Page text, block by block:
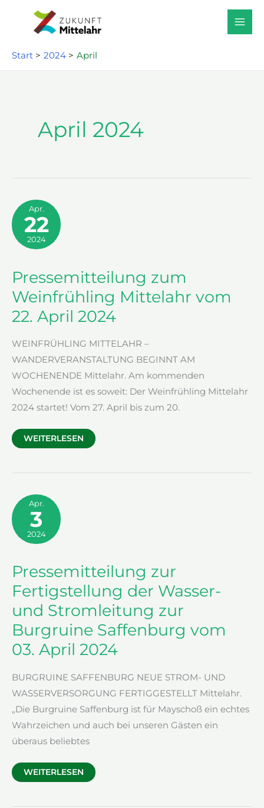
Start
2024 April
April 2024
Apr.
22
2024
Pressemitteilung zum
Weinfrühling Mittelahr vom
22. April 2024
WEINFRÜHLING MITTELAHR –
WANDERVERANSTALTUNG BEGINNT AM
WOCHENENDE Mittelahr. Am kommenden
Wochenende ist es soweit: Der Weinfrühling Mittelahr
2024 startet! Vom 27. April bis zum 20.
PRESSEMITTEILUNG
22.
WEITERLESEN
Apr.
3
2024
Pressemitteilung zur
Fertigstellung der Wasser-
und Stromleitung zur
Burgruine Saffenburg vom
03. April 2024
BURGRUINE SAFFENBURG NEUE STROM- UND
WASSERVERSORGUNG FERTIGGESTELLT Mittelahr.
„Die Burgruine Saffenburg ist für Mayschoß ein echtes
Wahrzeichen und auch bei unseren Gästen ein
überaus beliebtes
PRESSEMITTEILUNG
WEITERLESEN